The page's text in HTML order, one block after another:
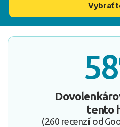
Vybrať
tento
(260 recenzií od